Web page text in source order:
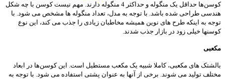
کوسن‌ها حداقل یک منگوله و حداکثر 4 منگوله دارند. مهم نیست کوسن با چه شکل
هندسی طراحی شده باشد. با توجه به مدل، تعداد منگوله ها مشخص می شود. با
توجه به اینکه طرح های نوین همیشه مخاطبان زیادی را جذب می کند، این نوع
کوسنها خیلی زود در بازار جذب شدند.
مکعبی
بالشتک های مکعبی، کاملا شبیه یک مکعب مستطیل است. این کوسن‌ها در ابعاد
مختلف تولید می شوند. برخی از آنها به عنوان پشتی استفاده می شود. با توجه به